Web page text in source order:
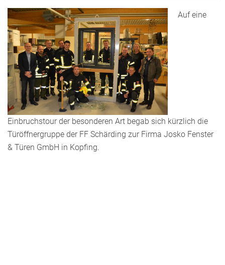
Auf eine
Einbruchstour der besonderen Art begab sich kürzlich die
Türöffnergruppe der FF Schärding zur Firma Josko Fenster
& Türen GmbH in Kopfing.